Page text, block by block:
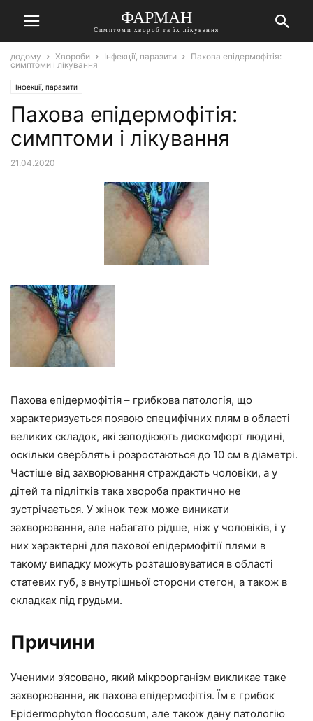
ФАРМАН
Симптоми хвороб та їх лікування
додому Хвороби Інфекції, паразити
Пахова епідермофітія:
симптоми і лікування
Інфекції, паразити
Пахова епідермофітія:
симптоми і лікування
21.04.2020
Пахова епідермофітія – грибкова патологія, що
характеризується появою специфічних плям в області
великих складок, які заподіюють дискомфорт людині,
оскільки сверблять і розростаються до 10 см в діаметрі.
Частіше від захворювання страждають чоловіки, а у
дітей та підлітків така хвороба практично не
зустрічається. У жінок теж може виникати
захворювання, але набагато рідше, ніж у чоловіків, і у
них характерні для пахової епідермофітії плями в
такому випадку можуть розташовуватися в області
статевих губ, з внутрішньої сторони стегон, а також в
складках під грудьми.
Причини
Ученими з’ясовано, який мікроорганізм викликає таке
захворювання, як пахова епідермофітія. Їм є грибок
Epidermophyton floccosum, але також дану патологію